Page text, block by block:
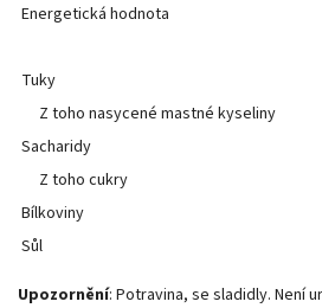
Energetická hodnota
Tuky
Z toho nasycené mastné kyseliny
Sacharidy
Z toho cukry
Bílkoviny
Sůl
Upozornění: Potravina, se sladidly. Není